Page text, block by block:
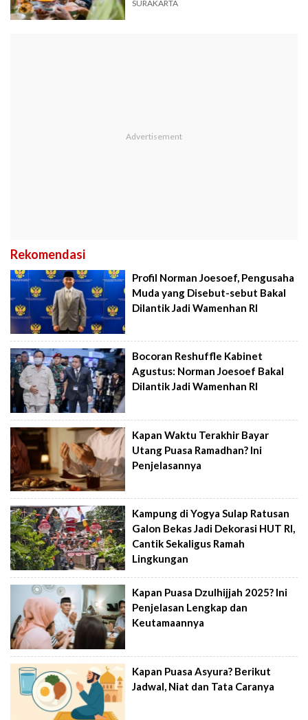
SURAKARTA
Rekomendasi
Profil Norman Joesoef, Pengusaha
Muda yang Disebut-sebut Bakal
Dilantik Jadi Wamenhan RI
Bocoran Reshuffle Kabinet
Agustus: Norman Joesoef Bakal
Dilantik Jadi Wamenhan RI
Kapan Waktu Terakhir Bayar
Utang Puasa Ramadhan? Ini
Penjelasannya
Kampung di Yogya Sulap Ratusan
Galon Bekas Jadi Dekorasi HUT RI,
Cantik Sekaligus Ramah
Lingkungan
Kapan Puasa Dzulhijjah 2025? Ini
Penjelasan Lengkap dan
Keutamaannya
Kapan Puasa Asyura? Berikut
Jadwal, Niat dan Tata Caranya